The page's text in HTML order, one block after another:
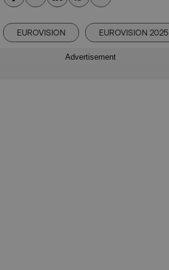
EUROVISION EUROVISION 2025
Advertisement